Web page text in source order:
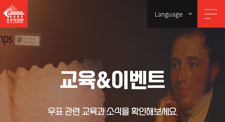
Language
교육&이벤트
우표 관련 교육과 소식을 확인해보세요.